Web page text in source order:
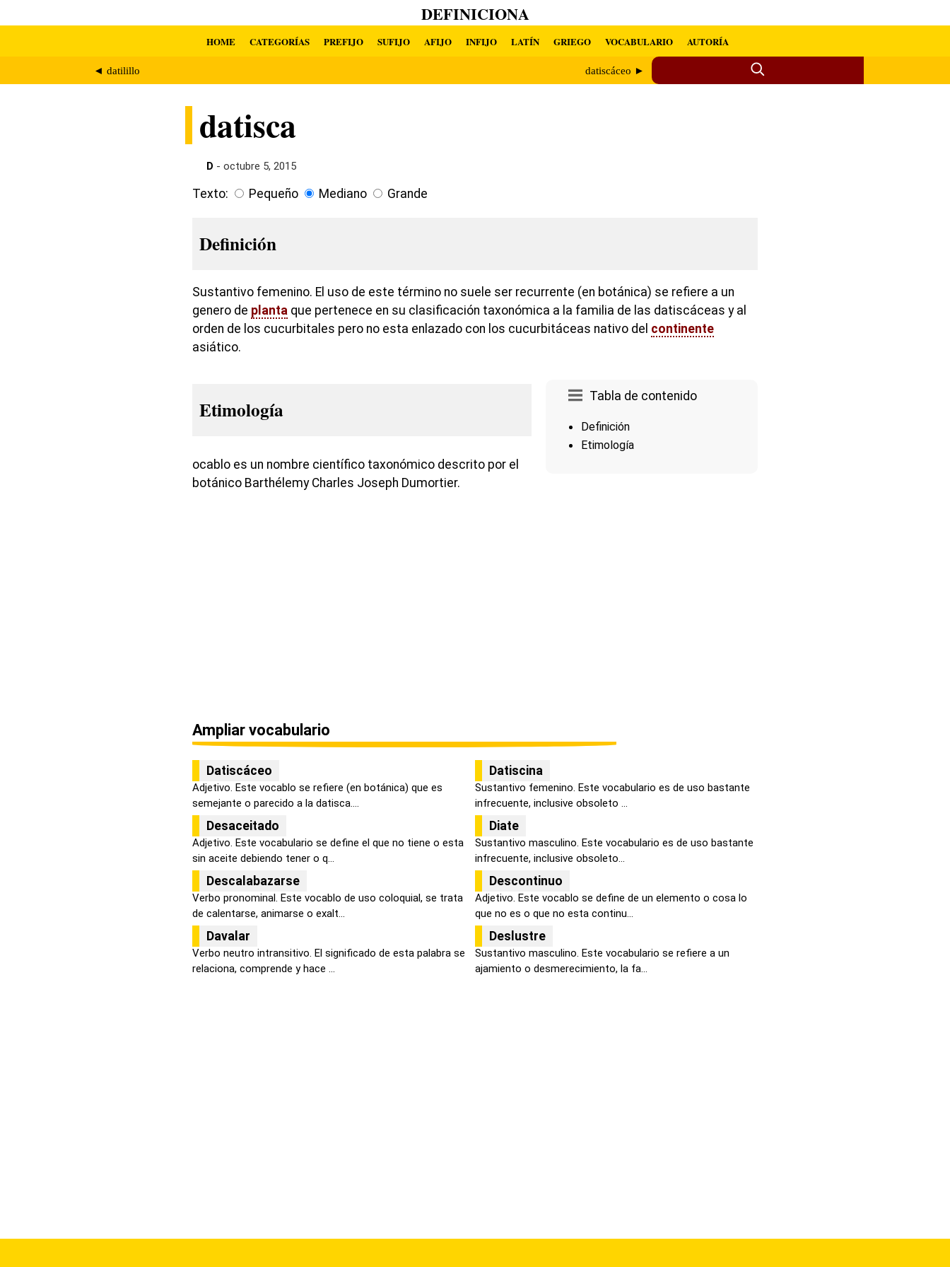
DEFINICIONA
HOME CATEGORÍAS PREFIJO SUFIJO AFIJO INFIJO LATÍN GRIEGO VOCABULARIO AUTORÍA
◄ datilillo datiscáceo ►
datisca
D - octubre 5, 2015
Texto: Pequeño Mediano Grande
Definición
Sustantivo femenino. El uso de este término no suele ser recurrente (en botánica) se refiere a un
genero de planta que pertenece en su clasificación taxonómica a la familia de las datiscáceas y al
orden de los cucurbitales pero no esta enlazado con los cucurbitáceas nativo del continente
asiático.
Tabla de contenido
Definición
Etimología
Etimología
ocablo es un nombre científico taxonómico descrito por el
botánico Barthélemy Charles Joseph Dumortier.
Ampliar vocabulario
Datiscáceo
Adjetivo. Este vocablo se refiere (en botánica) que es
semejante o parecido a la datisca....
Datiscina
Sustantivo femenino. Este vocabulario es de uso bastante
infrecuente, inclusive obsoleto ...
Desaceitado
Adjetivo. Este vocabulario se define el que no tiene o esta
sin aceite debiendo tener o q...
Diate
Sustantivo masculino. Este vocabulario es de uso bastante
infrecuente, inclusive obsoleto...
Descalabazarse
Verbo pronominal. Este vocablo de uso coloquial, se trata
de calentarse, animarse o exalt...
Descontinuo
Adjetivo. Este vocablo se define de un elemento o cosa lo
que no es o que no esta continu...
Davalar
Verbo neutro intransitivo. El significado de esta palabra se
relaciona, comprende y hace ...
Deslustre
Sustantivo masculino. Este vocabulario se refiere a un
ajamiento o desmerecimiento, la fa...